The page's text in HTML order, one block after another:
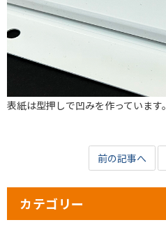
表紙は型押しで凹みを作っています。
前の記事へ
カテゴリー